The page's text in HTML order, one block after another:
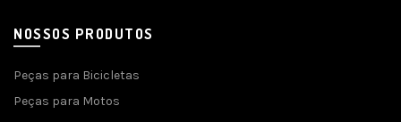
NOSSOS PRODUTOS
Peças para Bicicletas
Peças para Motos